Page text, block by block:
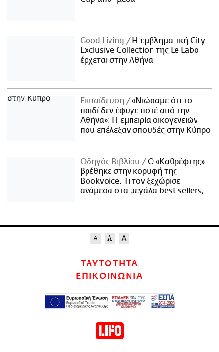
Good Living
Η εμβληματική City
Exclusive Collection της Le Labo
έρχεται στην Αθήνα
Εκπαίδευση
«Νιώσαμε ότι το
παιδί δεν έφυγε ποτέ από την
Αθήνα»: Η εμπειρία οικογενειών
που επέλεξαν σπουδές στην Κύπρο
Οδηγός Βιβλίου
Ο «Καθρέφτης»
βρέθηκε στην κορυφή της
Bookvoice. Τι τον ξεχώρισε
ανάμεσα στα μεγάλα best sellers;
ΤΑΥΤΟΤΗΤΑ
ΕΠΙΚΟΙΝΩΝΙΑ